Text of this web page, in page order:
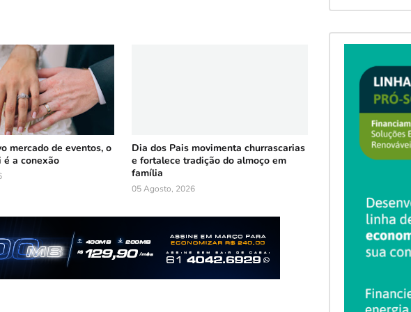
mercado de eventos, o
é a conexão
Dia dos Pais movimenta churrascarias
e fortalece tradição do almoço em
família
05 Agosto, 2026